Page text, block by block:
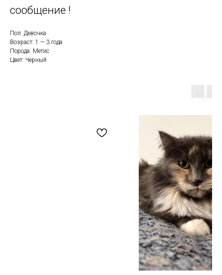
сообщение !
Пол: Девочка
Возраст: 1 — 3 года
Порода: Метис
Цвет: Черный